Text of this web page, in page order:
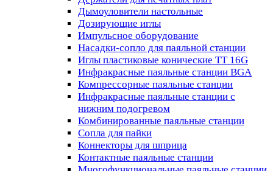
Дымоуловители настольные
Дозирующие иглы
Импульсное оборудование
Насадки-сопло для паяльной станции
Иглы пластиковые конические TT 16G
Инфракрасные паяльные станции BGA
Компрессорные паяльные станции
Инфракрасные паяльные станции с
нижним подогревом
Комбинированные паяльные станции
Сопла для пайки
Коннекторы для шприца
Контактные паяльные станции